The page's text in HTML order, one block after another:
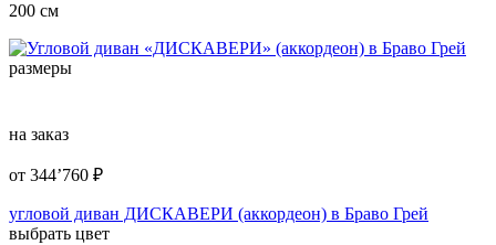
200 см
размеры
на заказ
от 344’760 ₽
угловой диван ДИСКАВЕРИ (аккордеон) в Браво Грей
выбрать цвет